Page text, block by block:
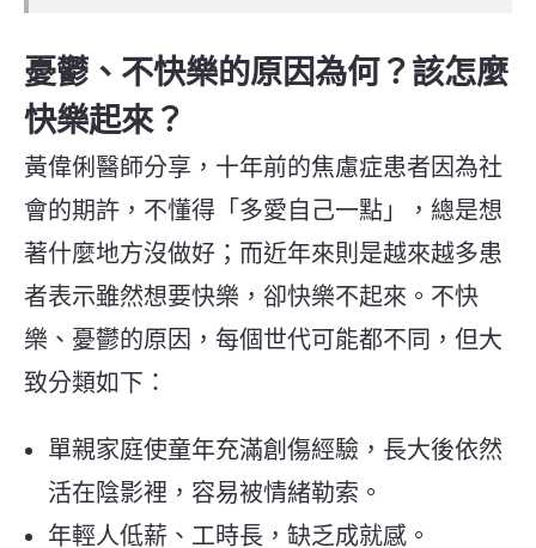
憂鬱、不快樂的原因為何？該怎麼
快樂起來？
黃偉俐醫師分享，十年前的焦慮症患者因為社
會的期許，不懂得「多愛自己一點」，總是想
著什麼地方沒做好；而近年來則是越來越多患
者表示雖然想要快樂，卻快樂不起來。不快
樂、憂鬱的原因，每個世代可能都不同，但大
致分類如下：
單親家庭使童年充滿創傷經驗，長大後依然
活在陰影裡，容易被情緒勒索。
年輕人低薪、工時長，缺乏成就感。